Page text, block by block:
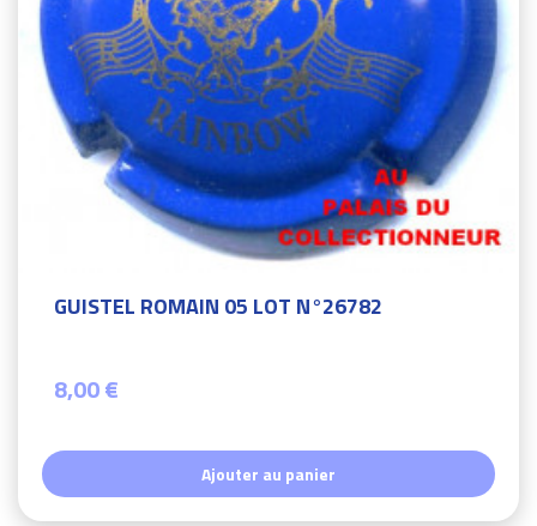
GUISTEL ROMAIN 05 LOT N°26782
8,00 €
Ajouter au panier